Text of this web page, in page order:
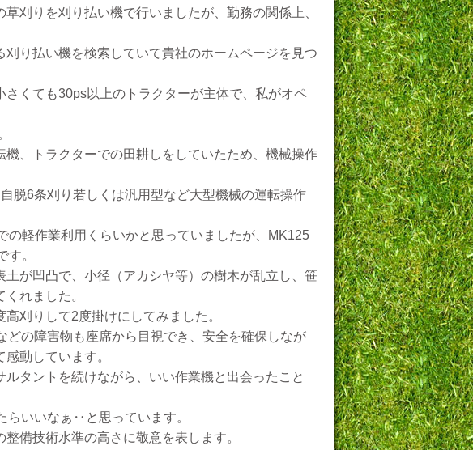
刈りを刈り払い機で行いましたが、勤務の関係上、
り払い機を検索していて貴社のホームページを見つ
くても30ps以上のトラクターが主体で、私がオペ
、トラクターでの田耕しをしていたため、機械操作
脱6条刈り若しくは汎用型など大型機械の運転操作
の軽作業利用くらいかと思っていましたが、MK125
す。
が凹凸で、小径（アカシヤ等）の樹木が乱立し、笹
れました。
刈りして2度掛けにしてみました。
どの障害物も座席から目視でき、安全を確保しなが
動しています。
タントを続けながら、いい作業機と出会ったこと
らいいなぁ‥と思っています。
備技術水準の高さに敬意を表します。